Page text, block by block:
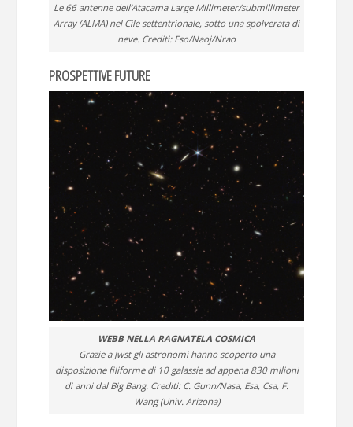
Le 66 antenne dell’Atacama Large Millimeter/submillimeter
Array (ALMA) nel Cile settentrionale, sotto una spolverata di
neve. Crediti: Eso/Naoj/Nrao
PROSPETTIVE FUTURE
WEBB NELLA RAGNATELA COSMICA
Grazie a Jwst gli astronomi hanno scoperto una
disposizione filiforme di 10 galassie ad appena 830 milioni
di anni dal Big Bang. Crediti: C. Gunn/Nasa, Esa, Csa, F.
Wang (Univ. Arizona)